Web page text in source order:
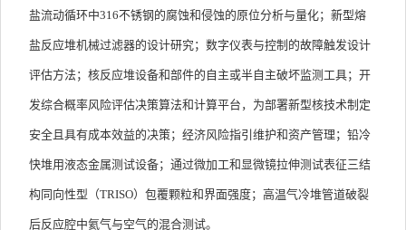
盐流动循环中316不锈钢的腐蚀和侵蚀的原位分析与量化；新型熔
盐反应堆机械过滤器的设计研究；数字仪表与控制的故障触发设计
评估方法；核反应堆设备和部件的自主或半自主破坏监测工具；开
发综合概率风险评估决策算法和计算平台，为部署新型核技术制定
安全且具有成本效益的决策；经济风险指引维护和资产管理；铅冷
快堆用液态金属测试设备；通过微加工和显微镜拉伸测试表征三结
构同向性型（TRISO）包覆颗粒和界面强度；高温气冷堆管道破裂
后反应腔中氦气与空气的混合测试。